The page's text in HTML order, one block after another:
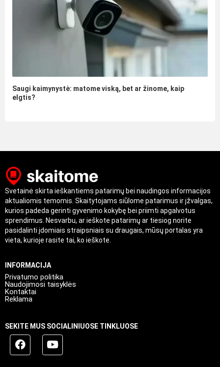
Saugi kaimynystė: matome viską, bet ar žinome, kaip
elgtis?
Svetainė skirta ieškantiems patarimų bei naudingos informacijos
aktualiomis temomis. Skaitytojams siūlome patarimus ir įžvalgas,
kurios padeda gerinti gyvenimo kokybę bei priimti apgalvotus
sprendimus. Nesvarbu, ar ieškote patarimų ar tiesiog norite
pasidalinti įdomiais straipsniais su draugais, mūsų portalas yra
vieta, kurioje rasite tai, ko ieškote.
INFORMACIJA
Privatumo politika
Naudojimosi taisyklės
Kontaktai
Reklama
SEKITE MUS SOCIALINIUOSE TINKLUOSE